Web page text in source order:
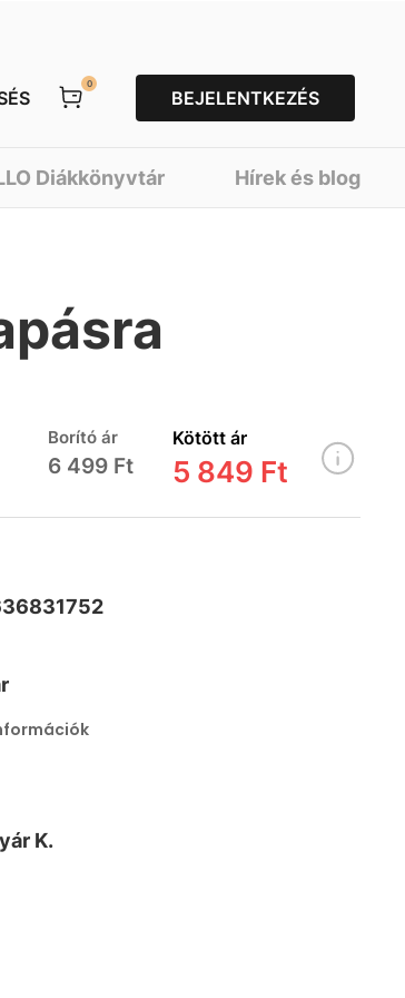
0
BEJELENTKEZÉS
Diákkönyvtár Hírek és blog
Borító ár
6 499 Ft
Kötött ár
5 849 Ft
K.